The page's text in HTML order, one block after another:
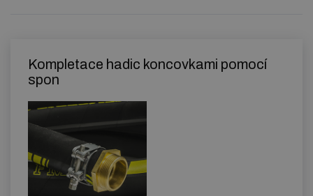
Kompletace hadic koncovkami pomocí
spon